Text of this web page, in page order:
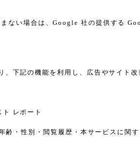
ない場合は、Google 社の提供する
下記の機能を利用し、広告やサイ
レポート
・性別・閲覧履歴・本サービスに関